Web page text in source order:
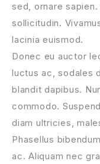
sed, ornare
sollicitudin.
lacinia euismod.
Donec eu auctor
luctus ac, sodales
blandit dapibus.
commodo.
diam ultricies,
Phasellus
ac. Aliquam nec